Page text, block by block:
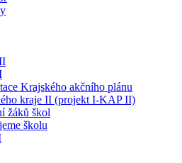
Krajského akčního plánu
kraje II (projekt I-KAP II)
žáků škol
školu